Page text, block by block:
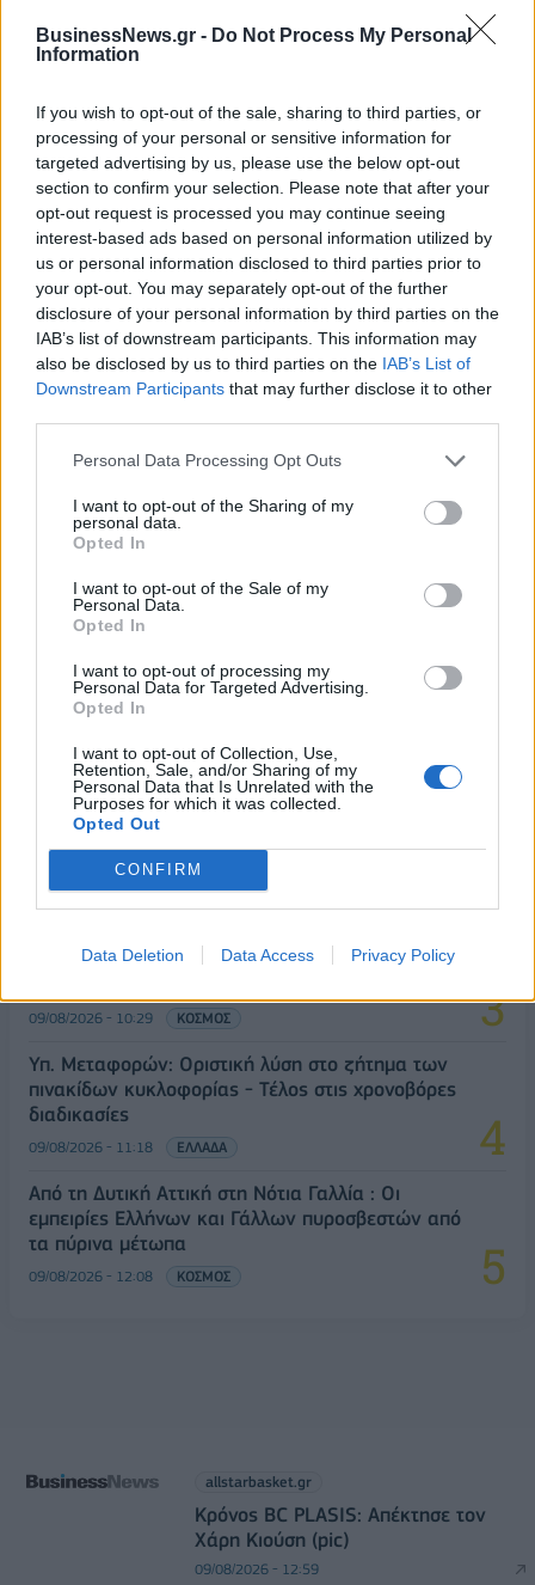
BusinessNews.gr - Do Not Process My Personal
Information
If you wish to opt-out of the sale, sharing to third parties, or
processing of your personal or sensitive information for
targeted advertising by us, please use the below opt-out
section to confirm your selection. Please note that after your
opt-out request is processed you may continue seeing
interest-based ads based on personal information utilized by
us or personal information disclosed to third parties prior to
your opt-out. You may separately opt-out of the further
disclosure of your personal information by third parties on the
IAB’s list of downstream participants. This information may
also be disclosed by us to third parties on the IAB’s List of
Downstream Participants that may further disclose it to other
Personal Data Processing Opt Outs
I want to opt-out of the Sharing of my
personal data.
Opted In
I want to opt-out of the Sale of my
Personal Data.
Opted In
I want to opt-out of processing my
Personal Data for Targeted Advertising.
Opted In
I want to opt-out of Collection, Use,
Retention, Sale, and/or Sharing of my
Personal Data that Is Unrelated with the
Purposes for which it was collected.
Opted Out
CONFIRM
Data Deletion Data Access Privacy Policy
μέτωπα
09/08/2026 - 12:08
Δεύτερη πηγή εισοδήματος για τους επαγγελματίες
ψαράδες ο αλιευτικός τουρισμός
09/08/2026 - 12:08 ΤΟΥΡΙΣΜΟΣ
Τ. Θεοδωρικάκος: Η ενίσχυση της βιομηχανίας
διασφαλίζει την ανάπτυξη, την ασφάλεια και
καλύτερους μισθούς
09/08/2026 - 11:43 ΠΟΛΙΤΙΚΗ
Υπ. Μεταφορών: Οριστική λύση στο ζήτημα των
πινακίδων κυκλοφορίας - Τέλος στις χρονοβόρες
διαδικασίες
09/08/2026 - 11:18 ΕΛΛΑΔΑ
ΟΛΕΣ ΟΙ ΕΙΔΗΣΕΙΣ
ΔΗΜΟΦΙΛΗ
Αλ. Τσίπρας: Στις 2 Σεπτεμβρίου η παρουσίαση του
οικονομικού προγράμματος της ΕΛ.Α.Σ. στη
09/08/2026 - 10:03 ΠΟΛΙΤΙΚΗ
Στα 15 δισ. ευρώ ο στόχος για νέα δάνεια το 2026
- Η «ακτινογραφία» της κερδοφορίας των
τραπεζών το α΄ εξάμηνο
09/08/2026 - 10:52 ΤΡΑΠΕΖΕΣ
για το μεταναστευτικό με αμοιβαίους συνοριακούς
09/08/2026 - 10:29 ΚΟΣΜΟΣ
Υπ. Μεταφορών: Οριστική λύση στο ζήτημα των
πινακίδων κυκλοφορίας - Τέλος στις χρονοβόρες
διαδικασίες
09/08/2026 - 11:18 ΕΛΛΑΔΑ
Από τη Δυτική Αττική στη Νότια Γαλλία : Οι
εμπειρίες Ελλήνων και Γάλλων πυροσβεστών από
τα πύρινα μέτωπα
09/08/2026 - 12:08 ΚΟΣΜΟΣ
allstarbasket.gr
Κρόνος BC PLASIS: Απέκτησε τον
Χάρη Κιούση (pic)
09/08/2026 - 12:59